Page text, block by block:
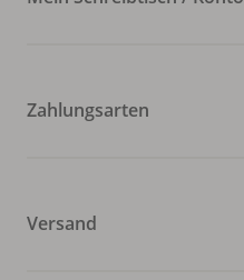
Zahlungsarten
Versand